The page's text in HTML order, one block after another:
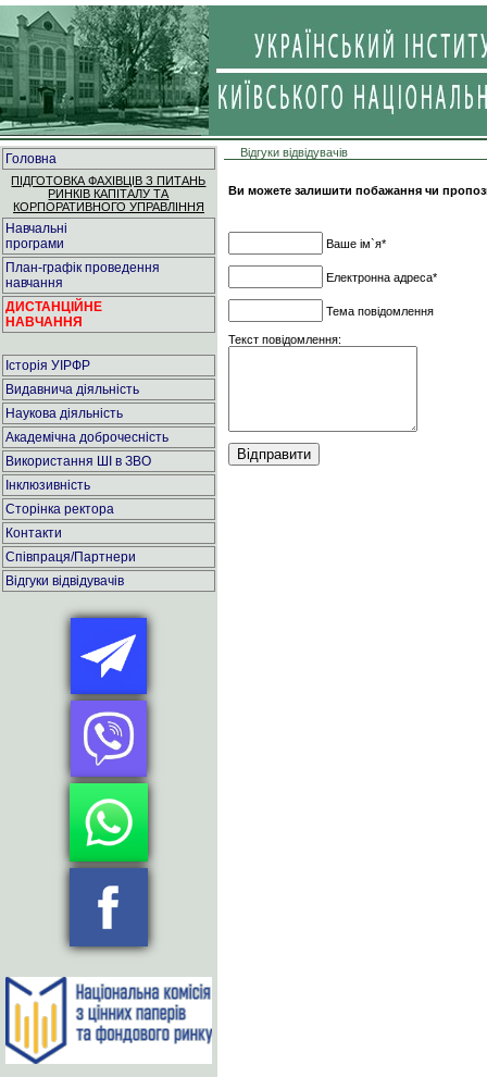
Головна
ПІДГОТОВКА ФАХІВЦІВ З ПИТАНЬ
РИНКІВ КАПІТАЛУ ТА
КОРПОРАТИВНОГО УПРАВЛІННЯ
Навчальні
програми
План-графік проведення
навчання
ДИСТАНЦІЙНЕ
НАВЧАННЯ
Історія УІРФР
Видавнича діяльність
Наукова діяльність
Академічна доброчесність
Використання ШІ в ЗВО
Інклюзивність
Сторінка ректора
Контакти
Співпраця/Партнери
Відгуки відвідувачів
Відгуки відвідувачів
Ви можете залишити побажання чи
Ваше ім`я*
Електронна адреса*
Тема повідомлення
Текст повідомлення: